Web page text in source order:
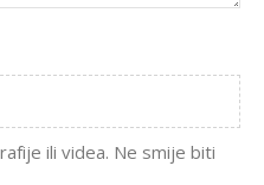
ili videa. Ne smije biti